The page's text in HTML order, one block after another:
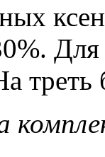
Для
треть